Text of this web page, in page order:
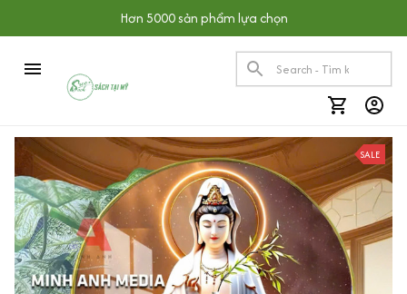
Hơn 5000 sản phẩm lựa chọn
SALE